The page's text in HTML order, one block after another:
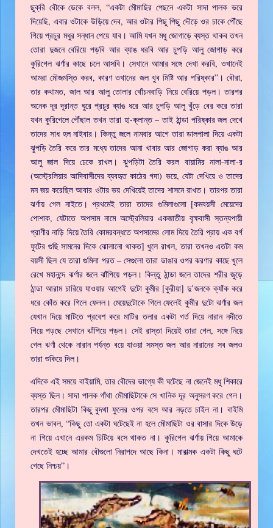
ছুক্‌রি বৌকে ডেকে বলল, “একটা মৌমাছির পেছনে একটা সাদা পালক ভরে
দিয়েছি, এবার ওটাকে উড়িয়ে দেব, আর ওটার পিছু পিছু দৌড়ে ওর চাকে পৌঁছে
গিয়ে প্রচুর মধুর সন্ধান পেয়ে যাব। আমি যখন মধু জোগাড়ে ব্যস্ত থাকব তখন
তোরা দুজনে বেরিয়ে পড়বি আর ব্যাঙ ধরবি আর চুপড়ি আলু জোগাড় করে
কুরিগেল ঝর্ণার কাছে চলে আসবি। সেখানে আমার সঙ্গে দেখা করবি, ওখানেই
আমরা মৌজমস্তি করব, কারণ ওখানের জল খুব মিষ্টি আর পরিষ্কার”। বৌরা,
তার কথামত, জাল আর আলু তোলার খোঁচনবাড়ি নিয়ে বেরিয়ে পড়ল। তারপর
অনেক দূর দূরান্ত ঘুরে প্রচুর ব্যাঙ ধরে আর চুপড়ি আলু খুঁড়ে বের করে তারা
যখন কুরিগেলে পৌঁছাল তখন তারা হা-ক্লান্ত – তাই ঠান্ডা পরিষ্কার জল দেখে
তাদের সাধ হল নাইবার। কিন্তু জলে নামবার আগে তারা ডালপালা দিয়ে একটা
ঝুপড়ি তৈরি করে তার মধ্যে তাদের আনা খাবার আর জোগাড় করা ব্যাঙ আর
আলু জাল দিয়ে ঢেকে রাখল। ঝুপড়িটা তৈরি করল বায়ামির নালা-নালা-র
(অস্ট্রেলিয়ার আদিবাসীদের ব্যবহৃত কাঠের গদা) ভয়ে, যেটা দেখিয়ে ও তাদের
মন জয় করেছিল আবার ওটার ভয় দেখিয়েই তাদের শাসনে রাখত। তারপর তারা
ঝর্ণায় গেল নাইতে। প্রথমেই তারা তাদের গুমিলাগুলো [কমবয়সী মেয়েদের
পোশাক, যেটাতে অপসাম নামে অস্ট্রেলিয়ার একজাতীয় বৃক্ষবাসী স্তন্যপায়ী
প্রাণীর নাড়ি দিয়ে তৈরি কোমরবন্ধতে অপসামের লোম দিয়ে তৈরি প্রায় এক বর্গ
ফুটের গুছি সামনের দিকে ঝোলানো থাকত] খুলে রাখল, তারা তখনও এতটা কম
বয়সী ছিল যে তারা গুমিলা পরত – সেগুলো তারা ডাঙার ওপর ঝরণার কাছে খুলে
রেখে মহানন্দে ঝর্ণার জলে ঝাঁপিয়ে পড়ল। কিন্তু ঠান্ডা জলে তাদের শরীর জুড়ে
ঠান্ডা আরাম চারিয়ে যাওয়ার আগেই দুটো কুমীর [কুরীয়া] দু’জনকে ক্যাঁক করে
ধরে কোঁত করে গিলে ফেলল। মেয়েদুটোকে গিলে ফেলেই কুমীর দুটো ঝর্ণার জল
যেখান দিয়ে মাটিতে প্রবেশ করে মাটির তলার একটা গর্ত দিয়ে নারান নদীতে
গিয়ে পড়ছে সেখানে ঝাঁপিয়ে পড়ল। সেই রাস্তা দিয়েই তারা গেল, সঙ্গে নিয়ে
গেল ঝর্ণা থেকে নারান পর্যন্ত বয়ে যাওয়া সমস্ত জল আর নারানের সব জলও
তারা শুকিয়ে দিল।
এদিকে এই সময়ে বাইয়ামি, তার বৌদের ভাগ্যে কী ঘটেছে না জেনেই মধু শিকারে
ব্যস্ত ছিল। সাদা পালক গাঁথা মৌমাছিটাকে সে খানিক দূর অনুসরণ করে গেল।
তারপর মৌমাছিটা কিছু বুদথা ফুলের ওপর বসে আর নড়তে চাইল না। বাইমি
তখন ভাবল, “কিছু তো একটা ঘটেছেই না হলে মৌমাছিটা ওর বাসার দিকে উড়ে
না গিয়ে এখানে এরকম চিটিয়ে বসে থাকত না। কুরিগেল ঝর্ণায় গিয়ে আমাকে
দেখতেই হচ্ছে আমার বৌগুলো নিরাপদে আছে কিনা। মারাত্মক একটা কিছু ঘটে
গেছে নিশ্চয়”।